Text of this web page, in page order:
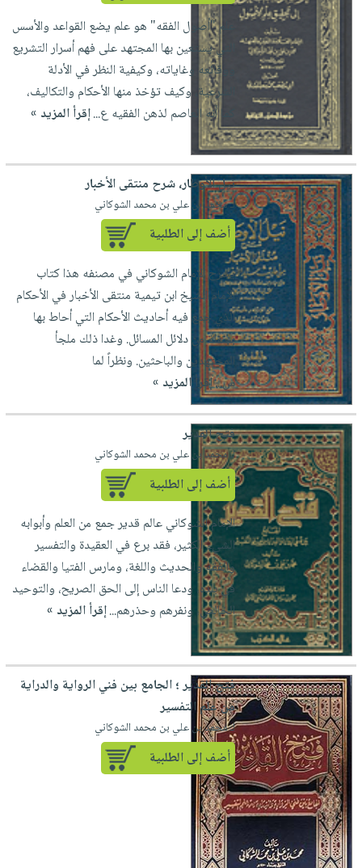
علم "أصول الفقه" هو علم يضع القواعد والأسس
التي يستعين بها المجتهد على فهم أسرار التشريع
ووقائعه وغاياته، وكيفية النظر في الأدلة
الشرعية، وكيف تؤخذ منها الأحكام والتكاليف،
كما أنه العاصم لذهن الفقيه ع...إقرأ المزيد »
نيل الأوطار، شرح منتقى الأخبار
لـ محمد بن علي بن محمد الشوكاني
أضف إلى الطلبية
يشرح الإمام الشوكاني في مصنفه هذا كتاب
الإمام الشيخ ابن تيمية منتقى الأخبار في الأحكام
الذي جمع فيه أحاديث الأحكام التي أحاط بها
بجملة من دلائل المسائل. وغدا ذلك ملجأ
المجتهدين والباحثين. ونظراً لما
س...إقرأ المزيد »
فتح القدير
لـ محمد بن علي بن محمد الشوكاني
أضف إلى الطلبية
الإمام الشوكاني عالم قدير جمع من العلم وأبوابه
الشيء الكثير، فقد برع في العقيدة والتفسير
والفقه والحديث واللغة، ومارس الفتيا والقضاء
في بلده، ودعا الناس إلى الحق الصريح، والتوحيد
الخالص، ونفرهم وحذرهم...إقرأ المزيد »
فتح القدير ؛ الجامع بين فني الرواية والدراية
من علم التفسير
لـ محمد بن علي بن محمد الشوكاني
أضف إلى الطلبية